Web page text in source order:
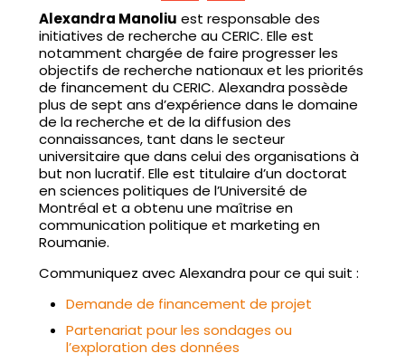
Alexandra Manoliu est responsable des
initiatives de recherche au CERIC. Elle est
notamment chargée de faire progresser les
objectifs de recherche nationaux et les priorités
de financement du CERIC. Alexandra possède
plus de sept ans d’expérience dans le domaine
de la recherche et de la diffusion des
connaissances, tant dans le secteur
universitaire que dans celui des organisations à
but non lucratif. Elle est titulaire d’un doctorat
en sciences politiques de l’Université de
Montréal et a obtenu une maîtrise en
communication politique et marketing en
Roumanie.
Communiquez avec Alexandra pour ce qui suit :
Demande de financement de projet
Partenariat pour les sondages ou
l’exploration des données